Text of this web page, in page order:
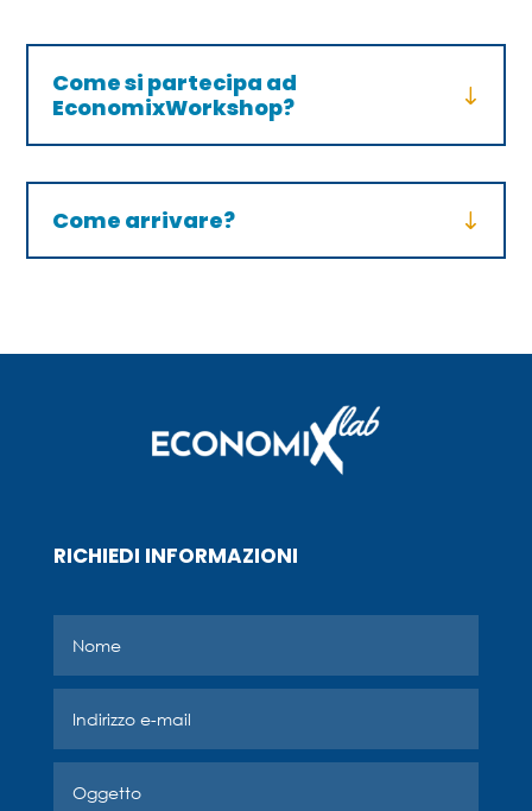
Come si partecipa ad
EconomixWorkshop?
Come arrivare?
RICHIEDI INFORMAZIONI